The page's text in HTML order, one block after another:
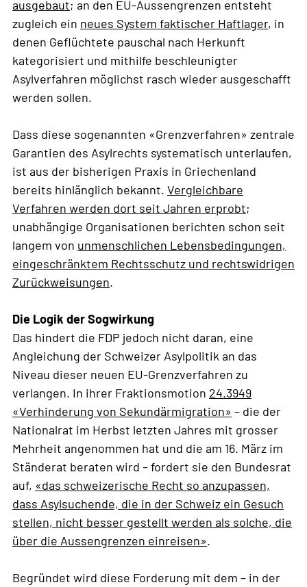
ausgebaut; an den EU-Aussengrenzen entsteht
zugleich ein neues System faktischer Haftlager, in
denen Geflüchtete pauschal nach Herkunft
kategorisiert und mithilfe beschleunigter
Asylverfahren möglichst rasch wieder ausgeschafft
werden sollen.
Dass diese sogenannten «Grenzverfahren» zentrale
Garantien des Asylrechts systematisch unterlaufen,
ist aus der bisherigen Praxis in Griechenland
bereits hinlänglich bekannt. Vergleichbare
Verfahren werden dort seit Jahren erprobt;
unabhängige Organisationen berichten schon seit
langem von unmenschlichen Lebensbedingungen,
eingeschränktem Rechtsschutz und rechtswidrigen
Zurückweisungen.
Die Logik der Sogwirkung
Das hindert die FDP jedoch nicht daran, eine
Angleichung der Schweizer Asylpolitik an das
Niveau dieser neuen EU-Grenzverfahren zu
verlangen. In ihrer Fraktionsmotion 24.3949
«Verhinderung von Sekundärmigration» – die der
Nationalrat im Herbst letzten Jahres mit grosser
Mehrheit angenommen hat und die am 16. März im
Ständerat beraten wird – fordert sie den Bundesrat
auf, «das schweizerische Recht so anzupassen,
dass Asylsuchende, die in der Schweiz ein Gesuch
stellen, nicht besser gestellt werden als solche, die
über die Aussengrenzen einreisen».
Begründet wird diese Forderung mit dem – in der